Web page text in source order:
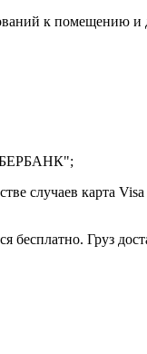
к помещению и
случаев карта
Груз